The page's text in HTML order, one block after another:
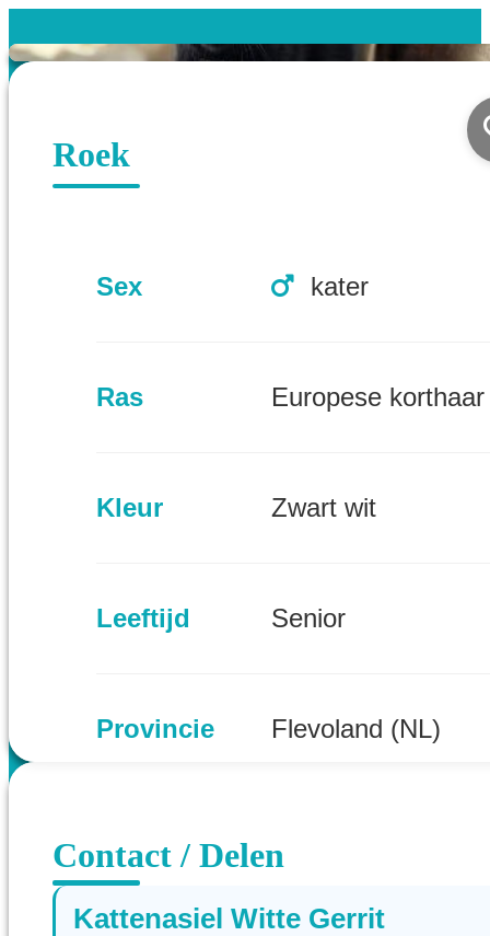
Roek
Sex kater
Ras Europese korthaar
Kleur Zwart wit
Leeftijd Senior
Provincie Flevoland (NL)
Contact / Delen
Kattenasiel Witte Gerrit